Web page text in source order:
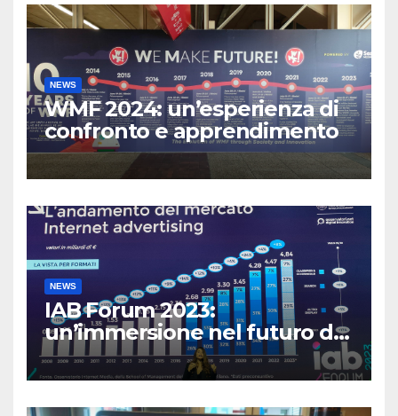
NEWS
WMF 2024: un’esperienza di
confronto e apprendimento
NEWS
IAB Forum 2023:
un’immersione nel futuro del
Marketing Digitale”